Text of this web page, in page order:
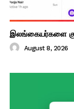
இலங்கையர்களை
August 8, 2026